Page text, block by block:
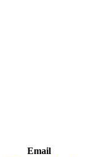
Email